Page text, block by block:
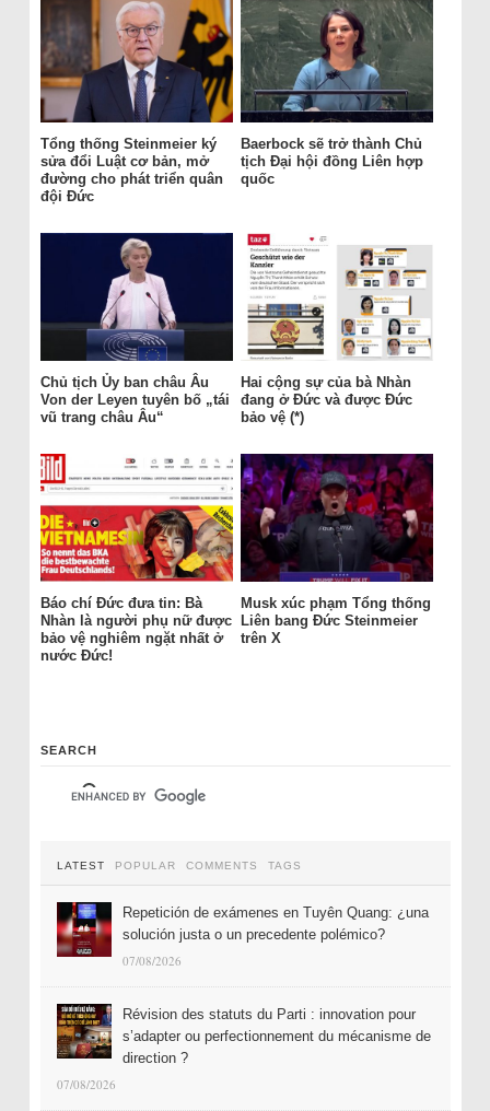
Tổng thống Steinmeier ký
sửa đổi Luật cơ bản, mở
đường cho phát triển quân
đội Đức
Baerbock sẽ trở thành Chủ
tịch Đại hội đồng Liên hợp
quốc
Chủ tịch Ủy ban châu Âu
Von der Leyen tuyên bố „tái
vũ trang châu Âu“
Hai cộng sự của bà Nhàn
đang ở Đức và được Đức
bảo vệ (*)
Báo chí Đức đưa tin: Bà
Nhàn là người phụ nữ được
bảo vệ nghiêm ngặt nhất ở
nước Đức!
Musk xúc phạm Tổng thống
Liên bang Đức Steinmeier
trên X
SEARCH
LATEST POPULAR COMMENTS TAGS
Repetición de exámenes en Tuyên Quang: ¿una
solución justa o un precedente polémico?
07/08/2026
Révision des statuts du Parti : innovation pour
s’adapter ou perfectionnement du mécanisme de
direction ?
07/08/2026